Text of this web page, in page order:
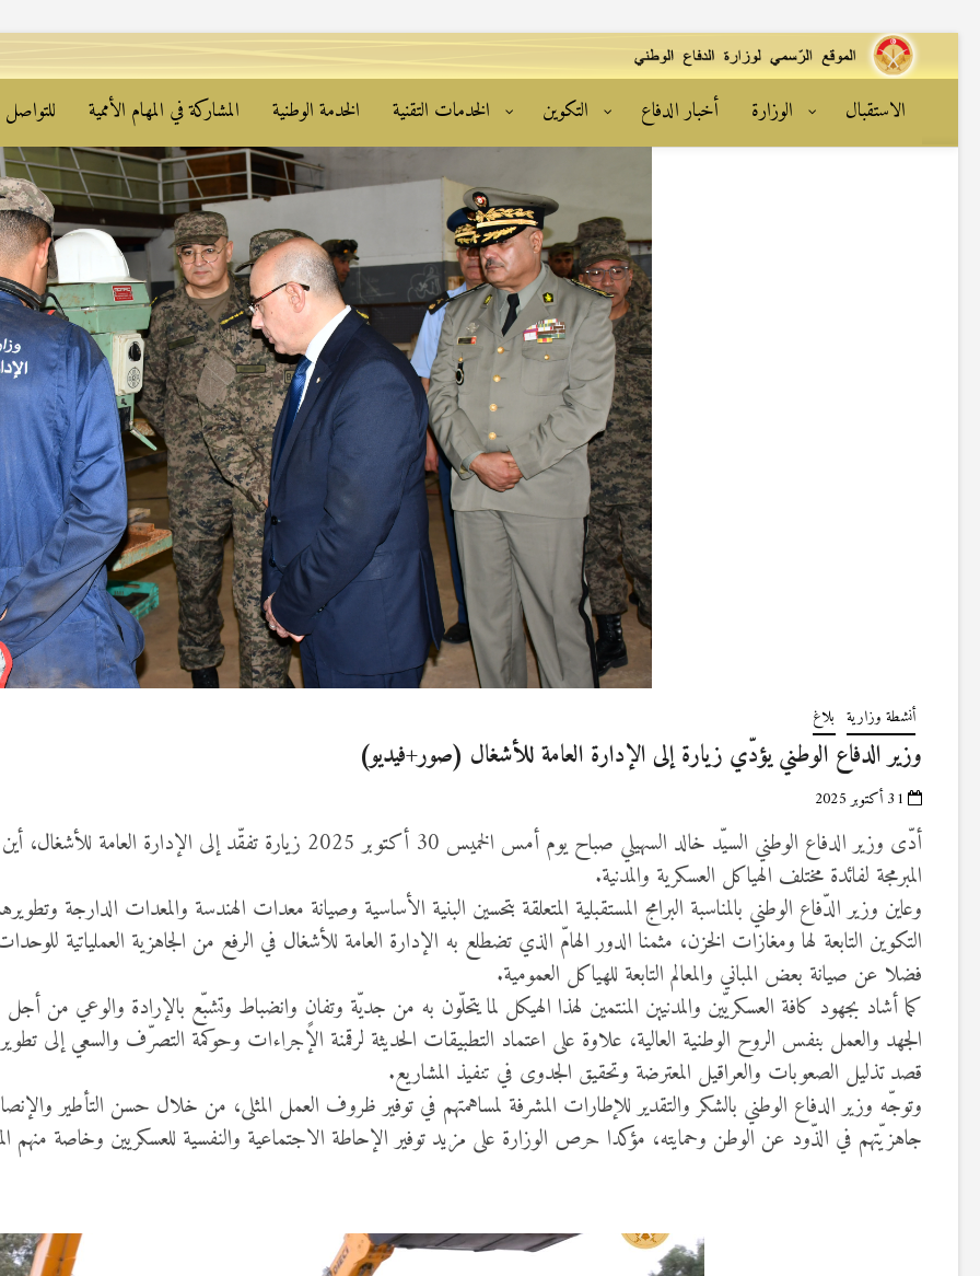
الاستقبال الوزارة أخبار الدفاع التكوين الخدمات التقنية الخدمة الوطنية المشاركة في المهام الأممية للتواصل
أنشطة وزارية بلاغ
وزير الدفاع الوطني يؤدّي زيارة إلى الإدارة العامة للأشغال (صور+فيديو)
31 أكتوبر 2025
أدّى وزير الدفاع الوطني السيّد خالد السهيلي صباح يوم أمس الخميس 30 أكتوبر
المبرمجة لفائدة مختلف الهياكل العسكرية والمدنية.
وعاين وزير الدّفاع الوطني بالمناسبة البرامج المستقبلية المتعلقة بتحسين البنية الأساسية وصيانة معدات الهندسة والمعدات الدارجة
التكوين التابعة لها ومغازات الخزن، مثمنا الدور الهامّ الذي تضطلع به الإدارة العامة للأشغال في الرفع من الجاهزية العملياتية
فضلا عن صيانة بعض المباني والمعالم التابعة للهياكل العمومية.
كما أشاد بجهود كافة العسكريّين والمدنيين المنتمين لهذا الهيكل لما يتحلّون به من جديّة وتفانٍ وانضباط وتشبّع بالإرادة والوعي من
الجهد والعمل بنفس الروح الوطنية العالية، علاوة على اعتماد التطبيقات الحديثة لرقمنة الإجراءات وحوكمة التصرّف والسعي إلى
قصد تذليل الصعوبات والعراقيل المعترضة وتحقيق الجدوى في تنفيذ المشاريع.
وتوجّه وزير الدفاع الوطني بالشكر والتقدير للإطارات المشرفة لمساهمتهم في توفير ظروف العمل المثلى، من خلال حسن التأطير
جاهزيّتهم في الذّود عن الوطن وحمايته، مؤكدا حرص الوزارة على مزيد توفير الإحاطة الاجتماعية والنفسية للعسكريين وخاصة منهم